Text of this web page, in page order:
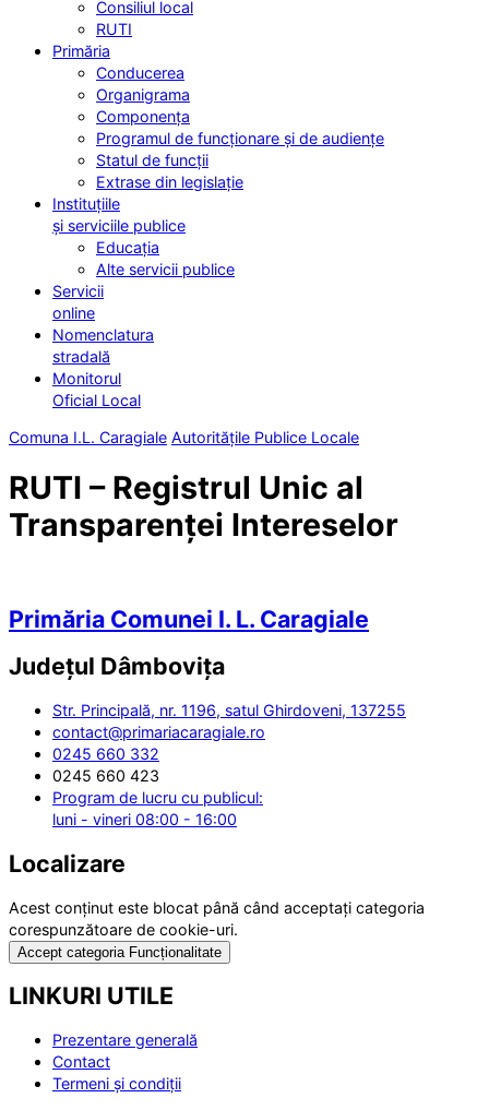
Consiliul local
RUTI
Primăria
Conducerea
Organigrama
Componența
Programul de funcționare și de audiențe
Statul de funcții
Extrase din legislație
Instituțiile
și serviciile publice
Educația
Alte servicii publice
Servicii
online
Nomenclatura
stradală
Monitorul
Oficial Local
Comuna I.L. Caragiale Autoritățile Publice Locale
RUTI – Registrul Unic al
Transparenței Intereselor
Primăria Comunei I. L. Caragiale
Județul Dâmbovița
Str. Principală, nr. 1196, satul Ghirdoveni, 137255
contact@primariacaragiale.ro
0245 660 332
0245 660 423
Program de lucru cu publicul:
luni - vineri 08:00 - 16:00
Localizare
Acest conținut este blocat până când acceptați categoria
corespunzătoare de cookie-uri.
Accept categoria Funcționalitate
LINKURI UTILE
Prezentare generală
Contact
Termeni și condiții